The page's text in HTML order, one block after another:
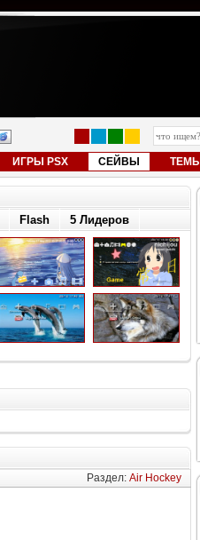
ИГРЫ PSX СЕЙВЫ ТЕМЫ
Flash 5 Лидеров
Раздел: Air Hockey